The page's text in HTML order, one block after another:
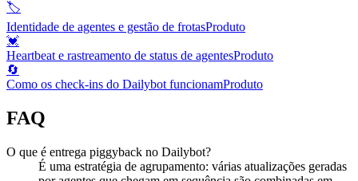
🏷️
Identidade de agentes e gestão de frotasProduto
💓
Heartbeat e rastreamento de status de agentesProduto
🔄
Como os check-ins do Dailybot funcionamProduto
FAQ
O que é entrega piggyback no Dailybot?
É uma estratégia de agrupamento: várias atualizações geradas